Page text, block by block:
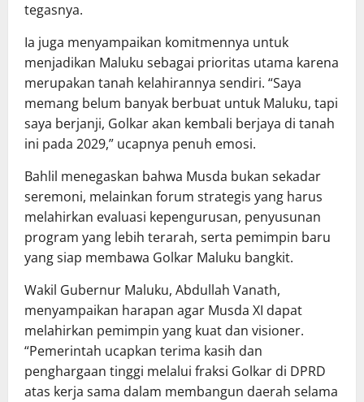
tegasnya.
Ia juga menyampaikan komitmennya untuk
menjadikan Maluku sebagai prioritas utama karena
merupakan tanah kelahirannya sendiri. “Saya
memang belum banyak berbuat untuk Maluku, tapi
saya berjanji, Golkar akan kembali berjaya di tanah
ini pada 2029,” ucapnya penuh emosi.
Bahlil menegaskan bahwa Musda bukan sekadar
seremoni, melainkan forum strategis yang harus
melahirkan evaluasi kepengurusan, penyusunan
program yang lebih terarah, serta pemimpin baru
yang siap membawa Golkar Maluku bangkit.
Wakil Gubernur Maluku, Abdullah Vanath,
menyampaikan harapan agar Musda XI dapat
melahirkan pemimpin yang kuat dan visioner.
“Pemerintah ucapkan terima kasih dan
penghargaan tinggi melalui fraksi Golkar di DPRD
atas kerja sama dalam membangun daerah selama